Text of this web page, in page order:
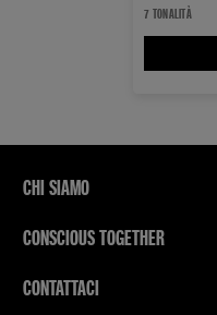
7 TONALITÀ
CHI SIAMO
CONSCIOUS TOGETHER
CONTATTACI